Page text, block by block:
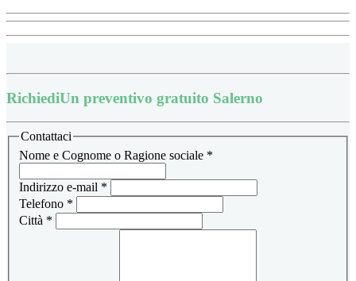
RichiediUn preventivo gratuito Salerno
Contattaci
Nome e Cognome o Ragione sociale *
Indirizzo e-mail *
Telefono *
Città *